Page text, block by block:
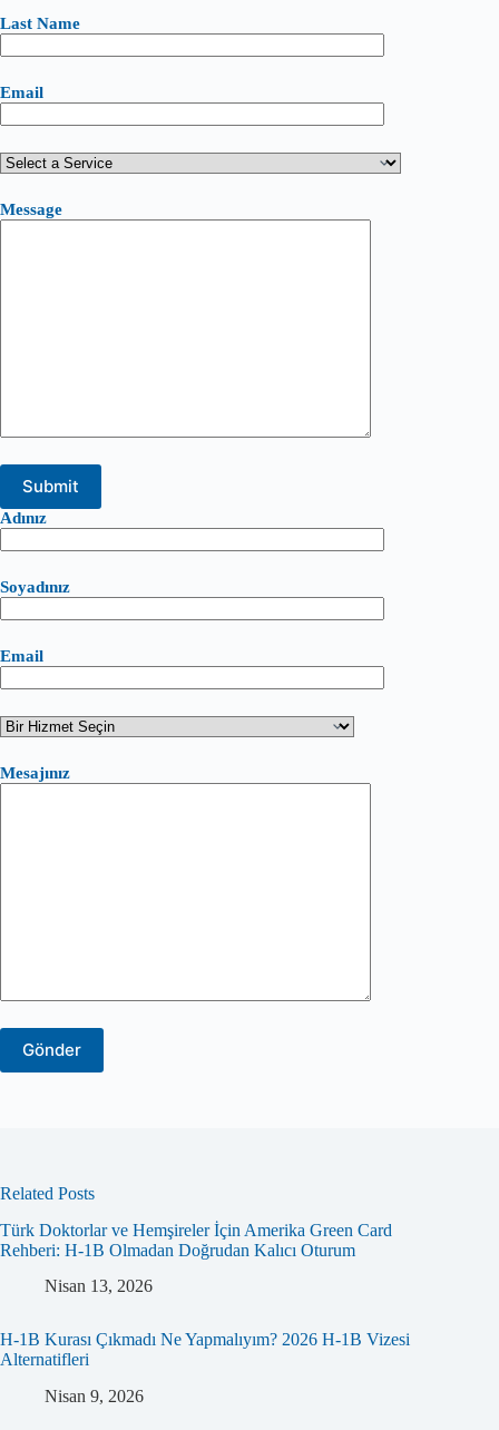
Last Name
Email
Message
Adınız
Soyadınız
Email
Mesajınız
Related Posts
Türk Doktorlar ve Hemşireler İçin Amerika Green Card
Rehberi: H-1B Olmadan Doğrudan Kalıcı Oturum
Nisan 13, 2026
H-1B Kurası Çıkmadı Ne Yapmalıyım? 2026 H-1B Vizesi
Alternatifleri
Nisan 9, 2026